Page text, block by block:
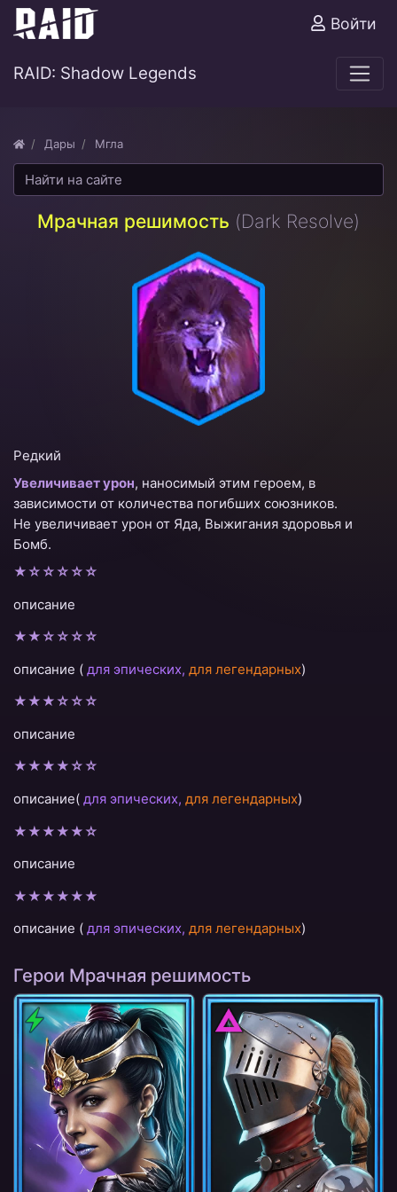
Войти
RAID: Shadow Legends
Дары Мгла
Мрачная решимость (Dark Resolve)
Редкий
Увеличивает урон, наносимый этим героем, в
зависимости от количества погибших союзников.
Не увеличивает урон от Яда, Выжигания здоровья и
Бомб.
★☆☆☆☆☆
описание
★★☆☆☆☆
описание ( для эпических, для легендарных)
★★★☆☆☆
описание
★★★★☆☆
описание( для эпических, для легендарных)
★★★★★☆
описание
★★★★★★
описание ( для эпических, для легендарных)
Герои Мрачная решимость
Дух Тьма